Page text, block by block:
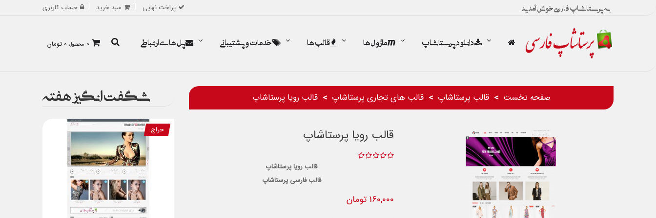
به پرستاشاپ فارسی خوش آمدید پراخت نهایی سبد خرید حساب کاربری
0 محصول 0 تومان دانلود پرستاشاپ ماژول ها قالب ها خدمات و پشتیبانی پل های ارتباطی
صفحه نخست قالب پرستاشاپ قالب های تجاری پرستاشاپ قالب رویا پرستاشاپ
قالب رویا پرستاشاپ
قالب رویا پرستاشاپ
قالب فارسی پرستاشاپ
160,000 تومان
شگفت انگیز هفته
حراج